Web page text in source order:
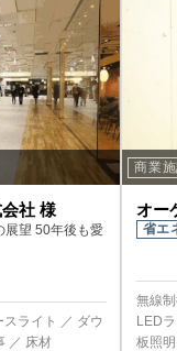
社 様
展望 50年後も愛
ライト ／ ダウ
／ 床材
商業
オー
省エ
無線
LED
板照